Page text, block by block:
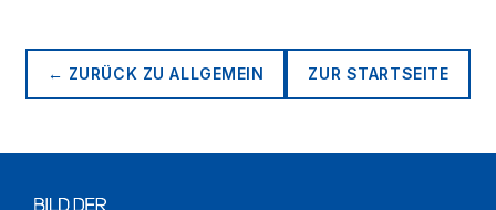
← ZURÜCK ZUALLGEMEIN ZUR STARTSEITE